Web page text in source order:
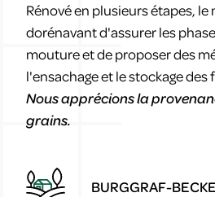
Rénové en plusieurs étapes,
dorénavant d'assurer les
mouture et de proposer des
l'ensachage et le stockage des
Nous apprécions la
grains.
BURGGRAF-